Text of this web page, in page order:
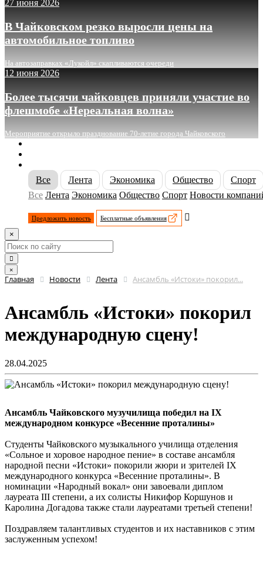
27 июня 2026
В Чайковском резко выросли цены на
автомобильное топливо
На автозаправках «Лукойл» скапливаются очереди
12 июня 2026
Более тысячи чайковцев приняли участие во
флешмобе «Нереальная волна»
Мероприятие открыло празднование 70-летие города Чайковского
Все
Лента Экономика Общество
Спорт
Все Лента Экономика Общество Спорт Новости
Предложить новость Бесплатные объявления
×
×
Главная Новости Лента Ансамбль «Истоки» покорил...
Ансамбль «Истоки» покорил
международную сцену!
28.04.2025
Ансамбль Чайковского музучилища победил на IX
международном конкурсе «Весенние проталины»
Студенты Чайковского музыкального училища отделения
«Сольное и хоровое народное пение» в составе ансамбля
народной песни «Истоки» покорили жюри и зрителей IX
международного конкурса «Весенние проталины». В
номинации «Народный вокал» они завоевали диплом
лауреата III степени, а их солисты Никифор Коршунов и
Каролина Догадова также стали лауреатами третьей степени!
Поздравляем талантливых студентов и их наставников с этим
заслуженным успехом!